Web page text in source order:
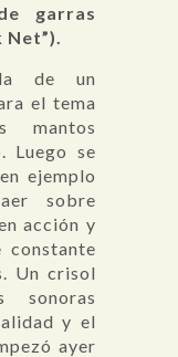
garras
de un
el tema
mantos
Luego se
ejemplo
sobre
acción y
constante
Un crisol
sonoras
y el
ayer